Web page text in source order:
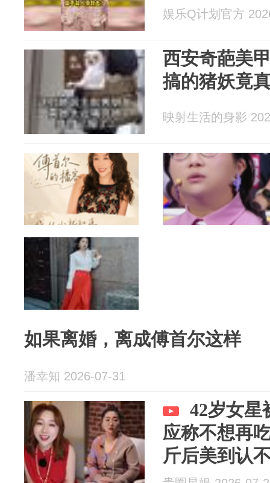
娱乐Q计划官方
西安奇葩美
搞的猪妖竟
映射生活的身影
如果离婚，离成傅首尔这样
潘幸知 2026-07-31
42岁女星
应称不想再
斤后美到认